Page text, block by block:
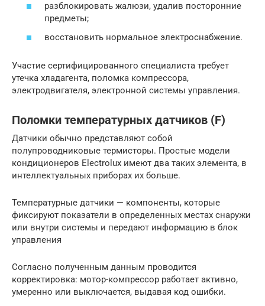
разблокировать жалюзи, удалив посторонние
предметы;
восстановить нормальное электроснабжение.
Участие сертифицированного специалиста требует
утечка хладагента, поломка компрессора,
электродвигателя, электронной системы управления.
Поломки температурных датчиков (F)
Датчики обычно представляют собой
полупроводниковые термисторы. Простые модели
кондиционеров Electrolux имеют два таких элемента, в
интеллектуальных приборах их больше.
Температурные датчики — компоненты, которые
фиксируют показатели в определенных местах снаружи
или внутри системы и передают информацию в блок
управления
Согласно полученным данным проводится
корректировка: мотор-компрессор работает активно,
умеренно или выключается, выдавая код ошибки.